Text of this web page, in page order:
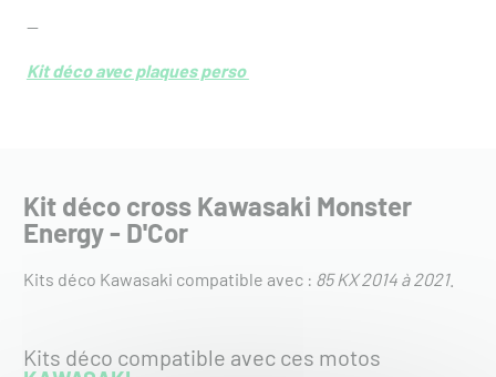
--
Kit déco avec plaques perso
Kit déco cross Kawasaki Monster
Energy - D'Cor
Kits déco Kawasaki compatible avec : 85 KX 2014 à 2021.
Kits déco compatible avec ces motos